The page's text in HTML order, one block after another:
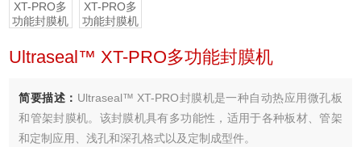
Ultraseal™ XT-PRO多功能封膜机
简要描述： Ultraseal™ XT-PRO封膜机是一种自动热应用微孔板
和管架封膜机。该封膜机具有多功能性，适用于各种板材、管架
和定制应用、浅孔和深孔格式以及定制成型件。